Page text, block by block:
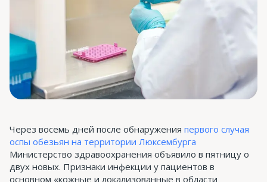
Через восемь дней после обнаружения первого случая
оспы обезьян на территории Люксембурга
Министерство здравоохранения объявило в пятницу о
двух новых. Признаки инфекции у пациентов в
основном «кожные и локализованные в области